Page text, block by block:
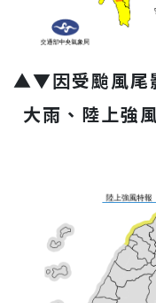
▲▼因受颱風尾
大雨、陸上強